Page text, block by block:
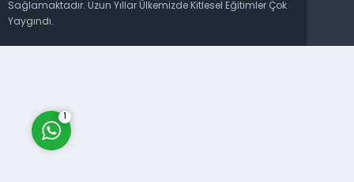
Sağlamaktadır. Uzun Yıllar Ülkemizde Kitlesel Eğitimler Çok
Yaygındı.